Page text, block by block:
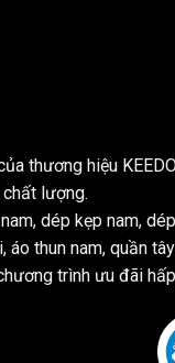
thương hiệu
lượng.
dép kẹp nam,
thun nam, quần
trình ưu đãi